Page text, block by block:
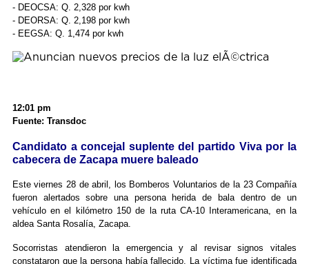
- DEOCSA: Q. 2,328 por kwh
- DEORSA: Q. 2,198 por kwh
- EEGSA: Q. 1,474 por kwh
12:01 pm
Fuente: Transdoc
Candidato a concejal suplente del partido Viva por la
cabecera de Zacapa muere baleado
Este viernes 28 de abril, los Bomberos Voluntarios de la 23 Compañía
fueron alertados sobre una persona herida de bala dentro de un
vehículo en el kilómetro 150 de la ruta CA-10 Interamericana, en la
aldea Santa Rosalía, Zacapa.
Socorristas atendieron la emergencia y al revisar signos vitales
constataron que la persona había fallecido. La víctima fue identificada